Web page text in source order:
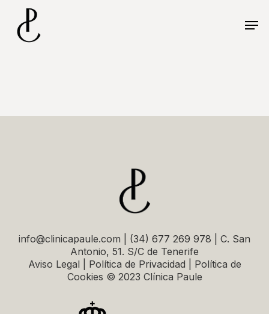
main
content
info@clinicapaule.com | (34) 677 269 978 | C. San
Antonio, 51. S/C de Tenerife
Aviso Legal | Política de Privacidad | Política de
Cookies © 2023 Clínica Paule